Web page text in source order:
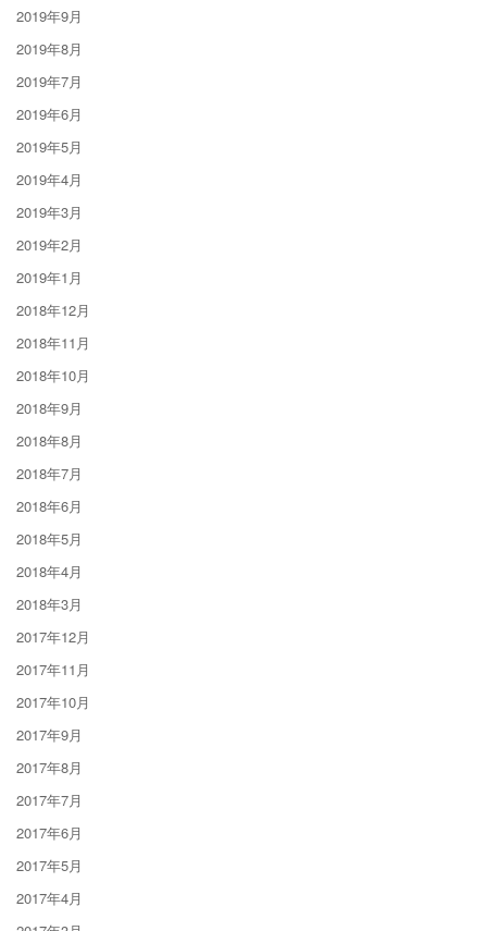
2019年9月
2019年8月
2019年7月
2019年6月
2019年5月
2019年4月
2019年3月
2019年2月
2019年1月
2018年12月
2018年11月
2018年10月
2018年9月
2018年8月
2018年7月
2018年6月
2018年5月
2018年4月
2018年3月
2017年12月
2017年11月
2017年10月
2017年9月
2017年8月
2017年7月
2017年6月
2017年5月
2017年4月